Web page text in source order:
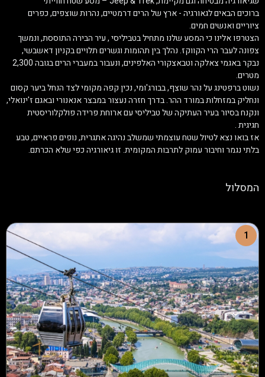
ברוכים הבאים לגאורגיה - ארץ של הרים דרמטיים, נהרות שוצפים, כפרים
ציוריים ואנשים חמים.
הצטרפו אלינו כי המסע שלנו מתחיל בטביליסי , עיר הבירה התוססת, ונמשך
צפונה לעבר הרי הקווקז. נהלך בין תהומות וגשרים תלויים בקניון דאשבשי,
נבקר באגמי צאלקה וטבאצקורי האלפינים, ונעבור במעברי הרים בגובה 2,300
מטרים.
נשוט ברפטינג על נהר שוצף, בבורג'ומי, נכין קפה מקומי לצד הנחל ביער קסום
ונחליק במזחלות במורד ההר. בדרך חזרה נעצור במבצר אנאנורי ובאגם ז'ינואלי,
ונקנח בסיור בעיר העתיקה של טביליסי עם ארוחת פרידה פולקלוריסטית
חגיגית .
אז בואו נצא לטיול שטח עוצמתי שמשלב נהיגה אתגרית, נופים פראיים, טבע
בלתי נגמר וחיבור עמוק לתרבות המקומית. זו גיאורגיה כפי שלא הכרתם.
המסלול
1